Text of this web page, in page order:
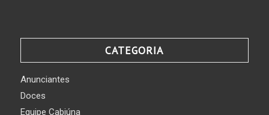
CATEGORIA
Anunciantes
Doces
Equipe Cabiúna